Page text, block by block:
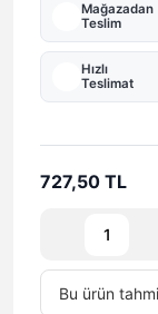
Mağazadan
Teslim
Hızlı
Teslimat
727,50 TL
Bu ürün